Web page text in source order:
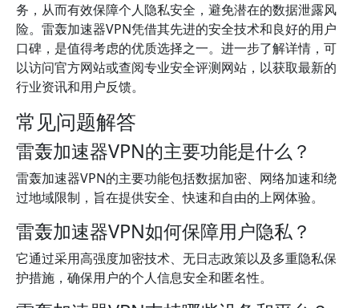
务，从而有效保障个人隐私安全，避免潜在的数据泄露风
险。雷轰加速器VPN凭借其先进的安全技术和良好的用户
口碑，是值得考虑的优质选择之一。进一步了解详情，可
以访问官方网站或查阅专业安全评测网站，以获取最新的
行业资讯和用户反馈。
常见问题解答
雷轰加速器VPN的主要功能是什么？
雷轰加速器VPN的主要功能包括数据加密、网络加速和绕
过地域限制，旨在提供安全、快速和自由的上网体验。
雷轰加速器VPN如何保障用户隐私？
它通过采用高强度加密技术、无日志政策以及多重隐私保
护措施，确保用户的个人信息安全和匿名性。